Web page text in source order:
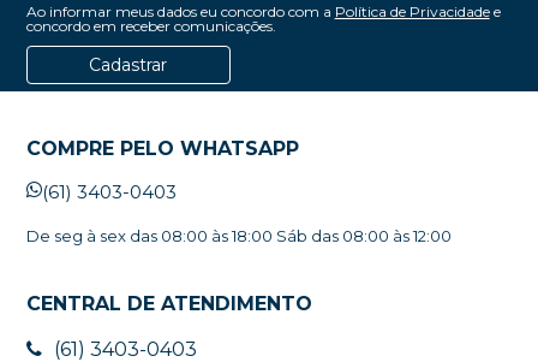
Ao informar meus dados eu concordo com a Política de Privacidadee
concordo em receber comunicações.
Cadastrar
COMPRE PELO WHATSAPP
(61) 3403-0403
De seg à sex das 08:00 às 18:00 Sáb das 08:00 às 12:00
CENTRAL DE ATENDIMENTO
(61) 3403-0403